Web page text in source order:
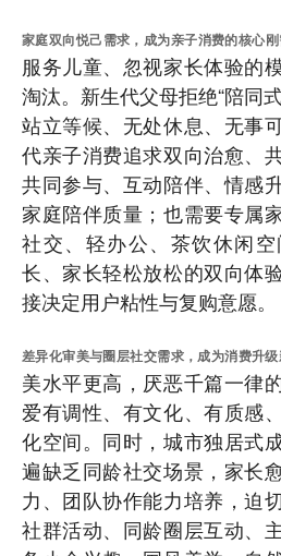
家庭双向悦己需求，成为亲子消费的核心刚
服务儿童、忽视家长体验的
淘汰。新生代父母拒绝“陪同
站立等候、无处休息、无事
代亲子消费追求双向治愈、
共同参与、互动陪伴、情感
家庭陪伴质量；也需要专属
社交、轻办公、茶饮休闲
长、家长轻松放松的双向体
接决定用户粘性与复购意愿。
差异化审美与圈层社交需求，成为消费升级
美水平更高，厌恶千篇一律
爱有调性、有文化、有质感
化空间。同时，城市独居式
遍缺乏同龄社交场景，家长
力、团队协作能力培养，迫
社群活动、同龄圈层互动、